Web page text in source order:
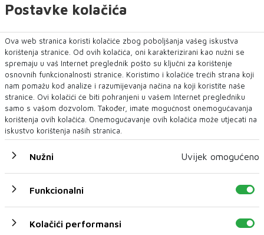
Postavke kolačića
Ova web stranica koristi kolačiće zbog poboljšanja vašeg iskustva
korištenja stranice. Od ovih kolačića, oni karakterizirani kao nužni se
spremaju u vaš Internet preglednik pošto su ključni za korištenje
osnovnih funkcionalnosti stranice. Koristimo i kolačiće trećih strana koji
nam pomažu kod analize i razumijevanja načina na koji koristite naše
stranice. Ovi kolačići će biti pohranjeni u vašem Internet pregledniku
samo s vašom dozvolom. Također, imate mogućnost onemogućavanja
korištenja ovih kolačića. Onemogućavanje ovih kolačića može utjecati na
iskustvo korištenja naših stranica.
Nužni Uvijek omogućeno
Funkcionalni
Kolačići performansi